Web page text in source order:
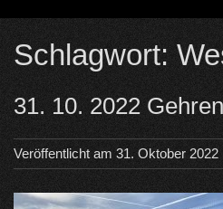
Schlagwort:
31. 10. 2022
Veröffentlicht am 31. Oktober 2022